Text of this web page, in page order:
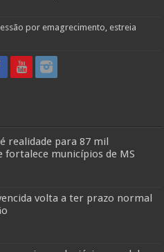
por emagrecimento, estreia
realidade para 87 mil
fortalece municípios de MS
volta a ter prazo normal